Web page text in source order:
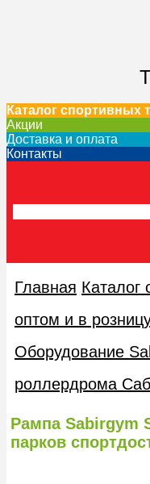
Каталог спортивных
Акции
Доставка и оплата
Контакты
Главная Каталог
оптом и в
Оборудование
роллердрома
Рампа Sabirgym
парков